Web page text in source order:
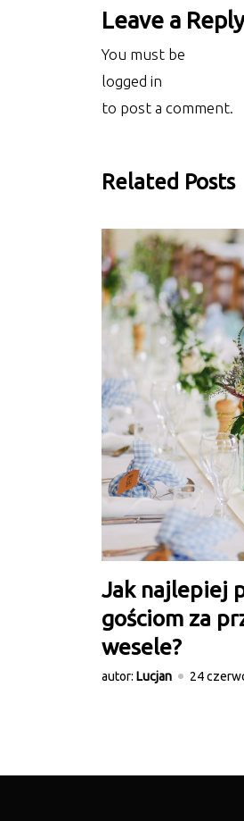
Leave a Reply
You must be
logged in
to post a comment.
Related Posts
Jak najlepiej
gościom za
wesele?
autor: Lucjan 24